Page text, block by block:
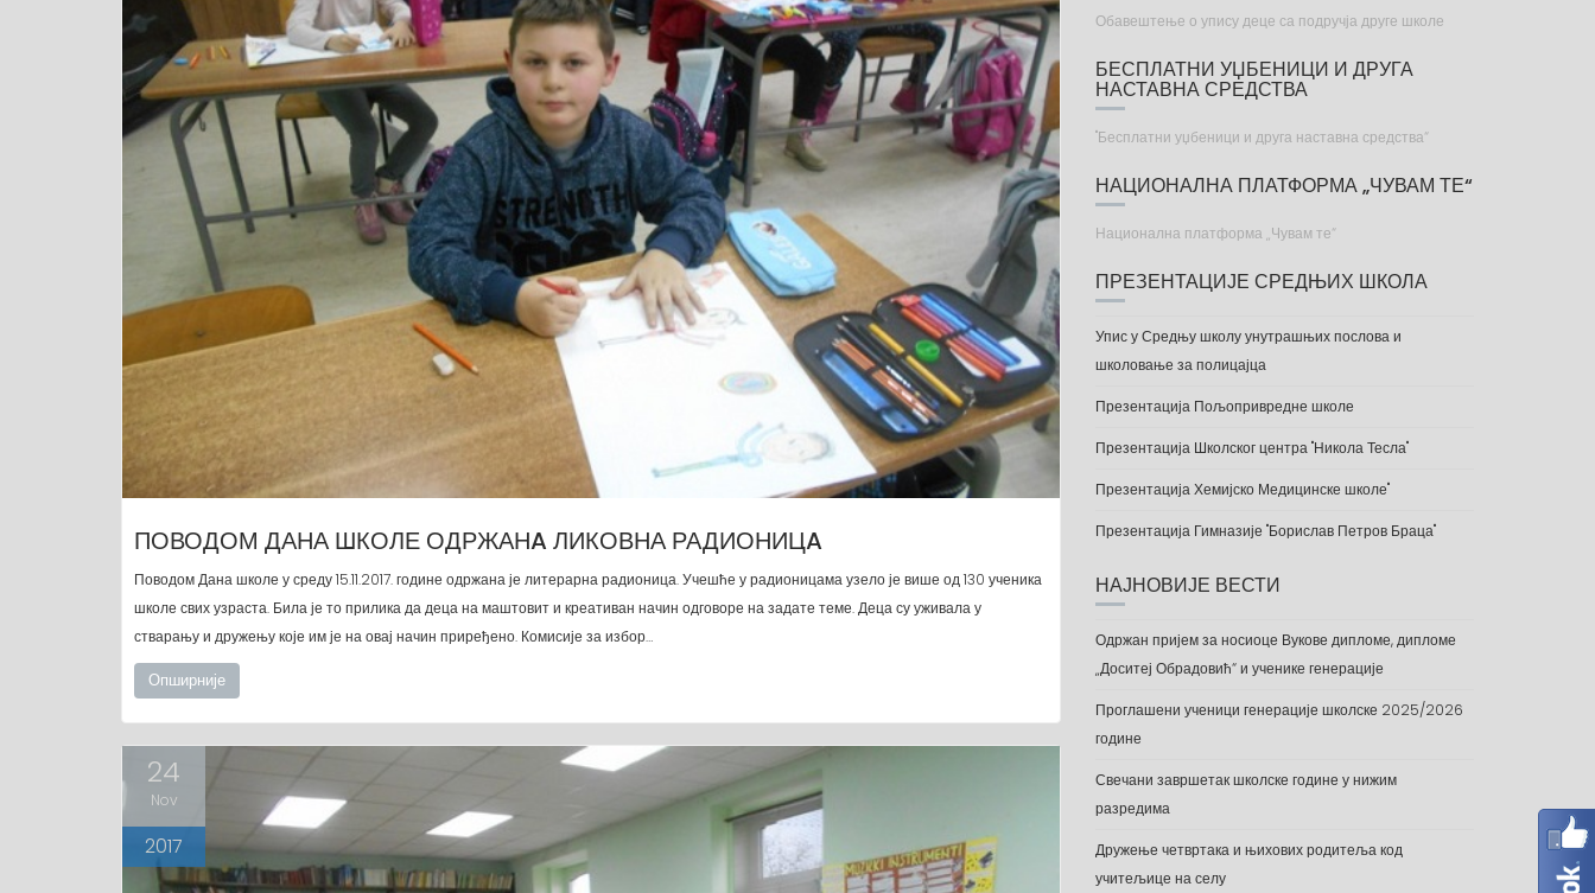
ПОВОДОМ ДАНА ШКОЛЕ ОДРЖАНA ЛИКОВНА РАДИОНИЦA
Поводом Дана школе у среду 15.11.2017. године одржана је литерарна радионица. Учешће у радионицама узело је више од 130 ученика
школе свих узраста. Била је то прилика да деца на маштовит и креативан начин одговоре на задате теме. Деца су уживала у
стварању и дружењу које им је на овај начин приређено. Комисије за избор…
Опширније
24
Nov
2017
Обавештење о упису деце са подручја друге школе
БЕСПЛАТНИ УЏБЕНИЦИ И ДРУГА
НАСТАВНА СРЕДСТВА
"Бесплатни уџбеници и друга наставна средства“
НАЦИОНАЛНА ПЛАТФОРМА „ЧУВАМ ТЕ“
Национална платформа „Чувам те“
ПРЕЗЕНТАЦИЈЕ СРЕДЊИХ ШКОЛА
Упис у Средњу школу унутрашњих послова и
школовање за полицајца
Презентација Пољопривредне школе
Презентација Школског центра "Никола Тесла"
Презентација Хемијско Медицинске школе"
Презентација Гимназије "Борислав Петров Браца"
НАЈНОВИЈЕ ВЕСТИ
Одржан пријем за носиоце Вукове дипломе, дипломе
„Доситеј Обрадовић“ и ученике генерације
Проглашени ученици генерације школске 2025/2026
године
Свечани завршетак школске године у нижим
разредима
Дружење четвртака и њихових родитеља код
учитељице на селу